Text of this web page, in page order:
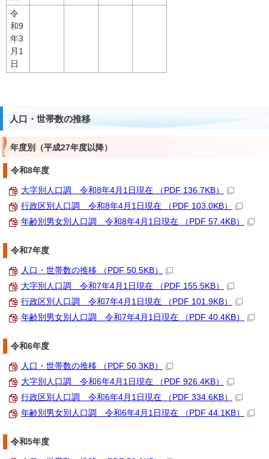
令
和9
年3
月1
日
人口・世帯数の推移
年度別（平成27年度以降）
令和8年度
大字別人口調 令和8年4月1日現在 （PDF 136.7KB）
行政区別人口調 令和8年4月1日現在 （PDF 103.0KB）
年齢別男女別人口調 令和8年4月1日現在 （PDF 57.4KB）
令和7年度
人口・世帯数の推移 （PDF 50.5KB）
大字別人口調 令和7年4月1日現在 （PDF 155.5KB）
行政区別人口調 令和7年4月1日現在 （PDF 101.9KB）
年齢別男女別人口調 令和7年4月1日現在 （PDF 40.4KB）
令和6年度
人口・世帯数の推移 （PDF 50.3KB）
大字別人口調 令和6年4月1日現在 （PDF 926.4KB）
行政区別人口調 令和6年4月1日現在 （PDF 334.6KB）
年齢別男女別人口調 令和6年4月1日現在 （PDF 44.1KB）
令和5年度